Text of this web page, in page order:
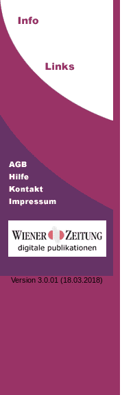
Version 3.0.01 (18.03.2018)